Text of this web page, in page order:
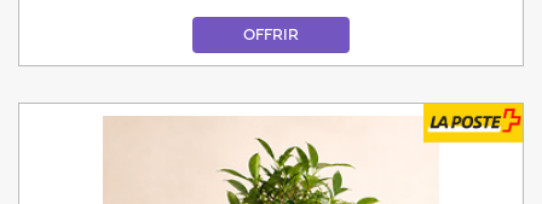
OFFRIR